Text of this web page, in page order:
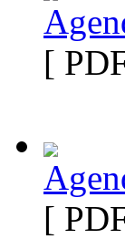
[
[